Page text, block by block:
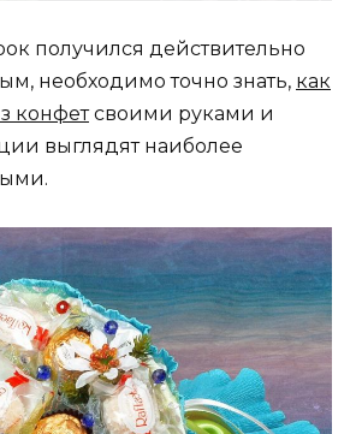
получился действительно
необходимо точно знать, как
конфетсвоими руками и
выглядят наиболее